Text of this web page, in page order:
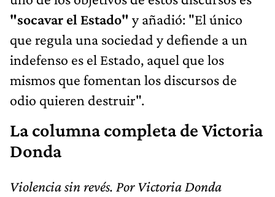
"socavar el Estado" y añadió: "El único
que regula una sociedad y defiende a un
indefenso es el Estado, aquel que los
mismos que fomentan los discursos de
odio quieren destruir".
La columna completa de Victoria
Donda
Violencia sin revés. Por Victoria Donda